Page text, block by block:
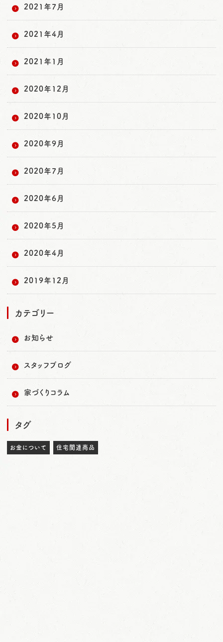
2021年7月
2021年4月
2021年1月
2020年12月
2020年10月
2020年9月
2020年7月
2020年6月
2020年5月
2020年4月
2019年12月
カテゴリー
お知らせ
スタッフブログ
家づくりコラム
タグ
お金について 住宅関連商品